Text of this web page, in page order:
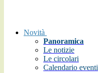
Novità
Panoramica
Le notizie
Le circolari
Calendario eventi